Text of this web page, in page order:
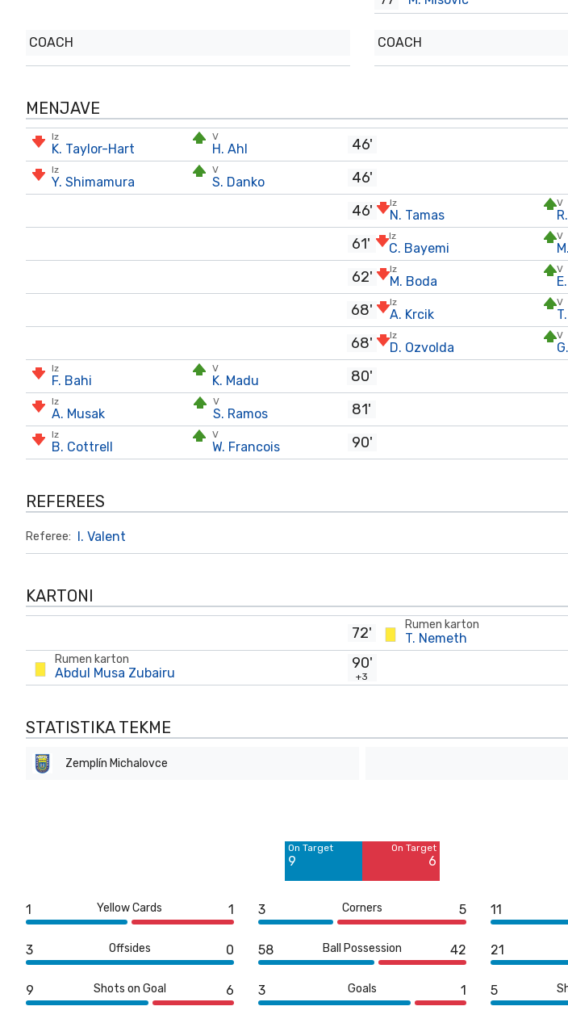
COACH COACH
MENJAVE
Iz
K. Taylor-Hart
V
H. Ahl 46'
Iz
Y. Shimamura
V
S. Danko
46'
46'
Iz
N. Tamas
V
61' Iz
C. Bayemi
V
62' Iz
M. Boda
V
68' Iz
A. Krcik
V
68' Iz
D. Ozvolda
V
Iz
F. Bahi
V
K. Madu 80'
Iz
A. Musak
V
S. Ramos 81'
Iz
B. Cottrell
V
W. Francois 90'
REFEREES
Referee: I. Valent
KARTONI
72' Rumen karton
T. Nemeth
Rumen karton
Abdul Musa Zubairu
90'
+3
STATISTIKA TEKME
Zemplín Michalovce
On Target
9
On Target
6
1 Yellow Cards 1 3 Corners 5 11
3 Offsides 0 58 Ball Possession 42 21
9 Shots on Goal 6 3 Goals 1 5